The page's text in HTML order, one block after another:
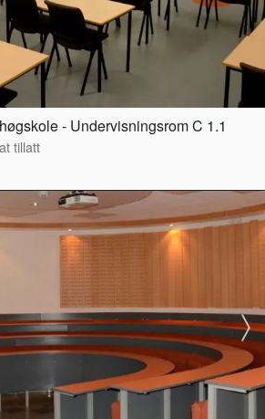
- Undervisningsrom C 1.1
tillatt